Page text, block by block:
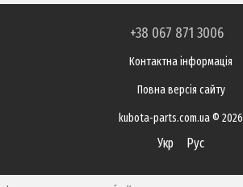
+38 067 871 3006
Контактна інформація
Повна версія сайту
kubota-parts.com.ua © 2026
Укр Рус